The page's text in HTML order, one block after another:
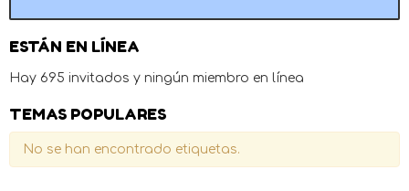
ESTÁN EN LÍNEA
Hay 695 invitados y ningún miembro en línea
TEMAS POPULARES
No se han encontrado etiquetas.